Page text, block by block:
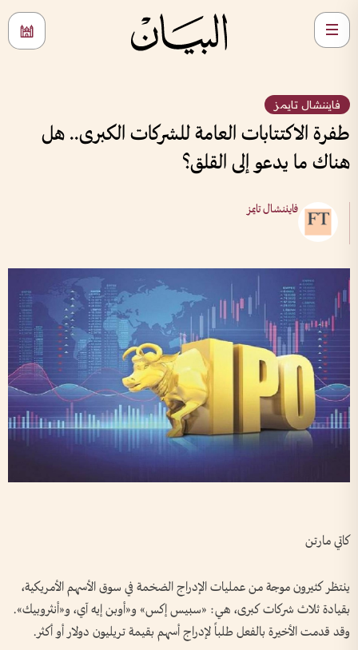
فايننشال تايمز
طفرة الاكتتابات العامة للشركات الكبرى.. هل
هناك ما يدعو إلى القلق؟
فايننشال تايمز
كاتي مارتن
ينتظر كثيرون موجة من عمليات الإدراج الضخمة في سوق الأسهم الأمريكية،
بقيادة ثلاث شركات كبرى، هي: «سبيس إكس» و«أوبن إيه آي، و«أنثروبيك».
وقد قدمت الأخيرة بالفعل طلباً لإدراج أسهم بقيمة تريليون دولار أو أكثر.